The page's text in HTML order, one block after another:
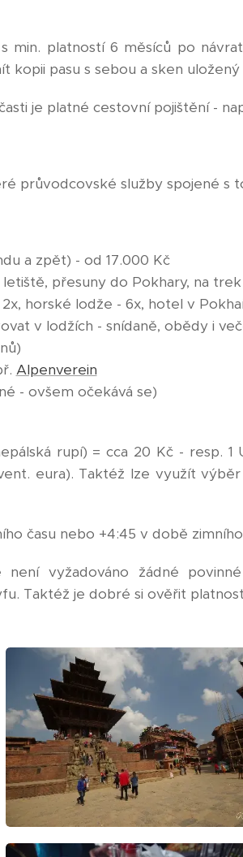
min. platností 6 měsíců po
pasu s sebou a sken uložený
je platné cestovní pojištění -
průvodcovské služby spojené s
a zpět) - od 17.000 Kč
přesuny do Pokhary, na
horské lodže - 6x, hotel v
v lodžích - snídaně, obědy i
Alpenverein
- ovšem očekává se)
rupí) = cca 20 Kč - resp.
eura). Taktéž lze využít
času nebo +4:45 v době zimního
vyžadováno žádné
Taktéž je dobré si ověřit